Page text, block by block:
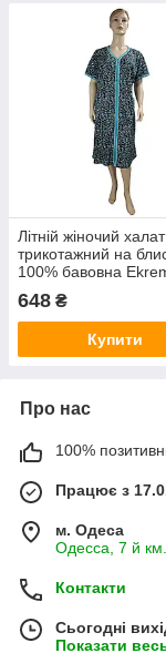
Літній жіночий халат
трикотажний на
100% бавовна
648 ₴
Купити
Про нас
100%
Працює з
м. Одеса
Одесса, 7 й
Контакти
Сьогодні
Показати